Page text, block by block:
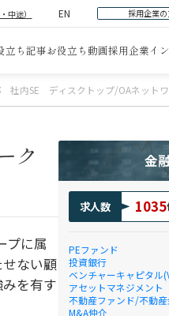
中途） EN 採用企業
立ち記事お役立ち動画採用企業イ
社内SE ディスクトップ/OAネット
ク
プに属
ない顧
を有す
金
求人数 1035
PEファンド
投資銀行
ベンチャーキャピタル
アセットマネジメント
不動産ファンド/不動産
M&A仲介